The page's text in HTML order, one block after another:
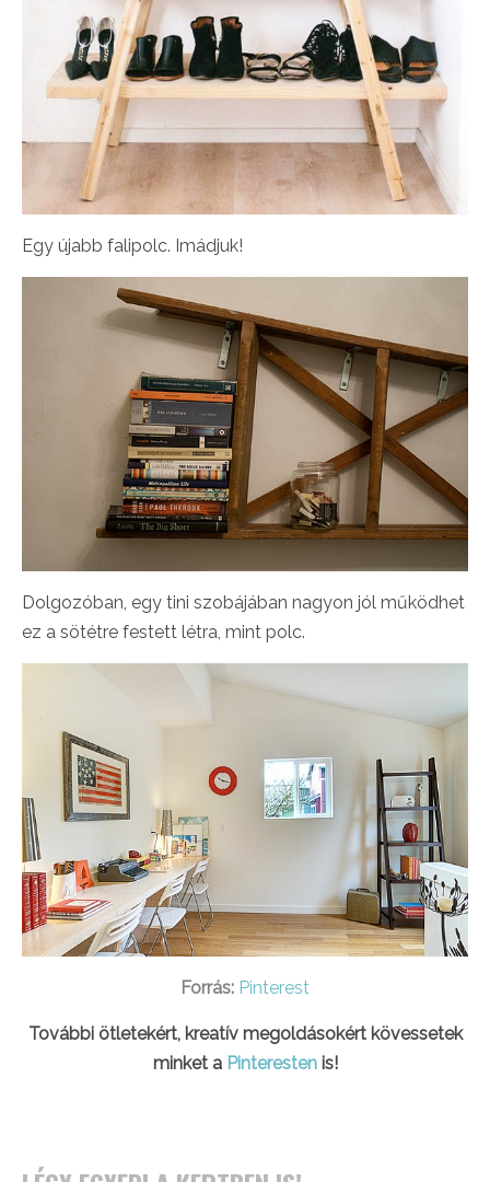
Egy újabb falipolc. Imádjuk!
Dolgozóban, egy tini szobájában nagyon jól működhet
ez a sötétre festett létra, mint polc.
Forrás: Pinterest
További ötletekért, kreatív megoldásokért kövessetek
minket a Pinterestenis!